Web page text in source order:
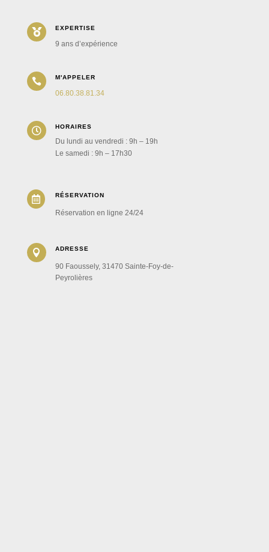
 EXPERTISE
9 ans d’expérience
 M'APPELER
06.80.38.81.34
 HORAIRES
Du lundi au vendredi : 9h – 19h
Le samedi : 9h – 17h30
 RÉSERVATION
Réservation en ligne 24/24
 ADRESSE
90 Faoussely, 31470 Sainte-Foy-de-
Peyrolières